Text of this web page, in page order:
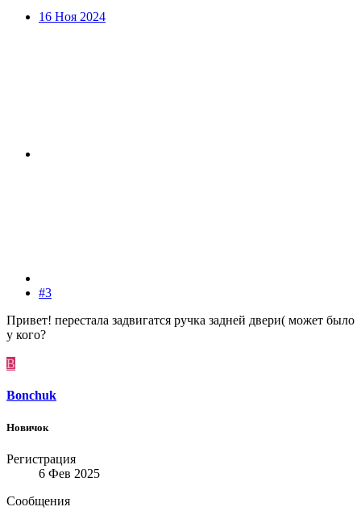
16 Ноя 2024
#3
Привет! перестала задвигатся ручка задней двери( может было
у кого?
B
Bonchuk
Новичок
Регистрация
6 Фев 2025
Сообщения